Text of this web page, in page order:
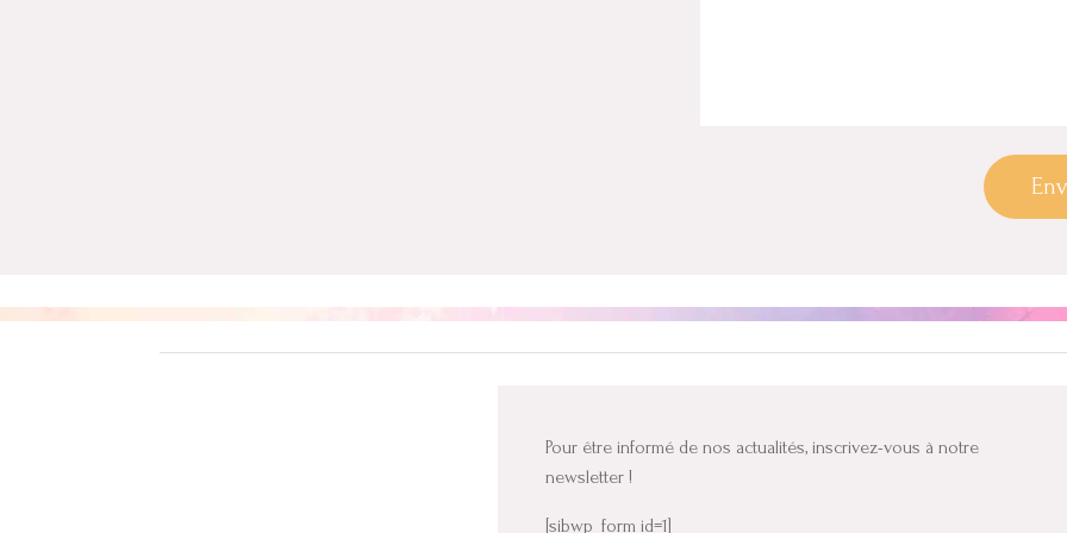
Pour être informé de nos actualités, inscrivez-vous à notre
newsletter !
[sibwp_form id=1]